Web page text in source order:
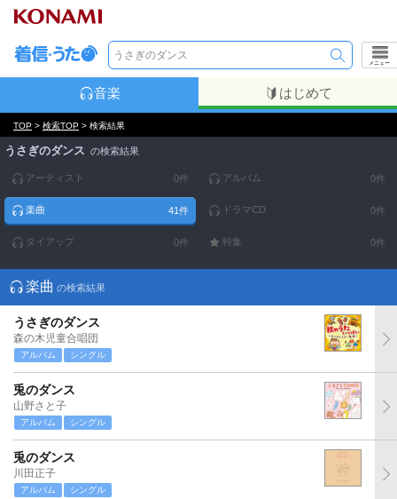
メニュー
音楽 はじめて
TOP > 検索TOP > 検索結果
うさぎのダンス の検索結果
アーティスト 0件
楽曲 41件
タイアップ 0件
アルバム 0件
ドラマCD 0件
特集 0件
楽曲 の検索結果
うさぎのダンス
森の木児童合唱団
アルバム シングル
兎のダンス
山野さと子
アルバム シングル
兎のダンス
川田正子
アルバム シングル